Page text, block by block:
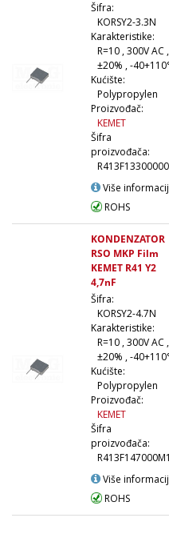
Šifra:
KORSY2-3.3N
Karakteristike:
R=10 , 300V AC ,
±20% , -
Kućište:
Polypropylen
Proizvođač:
KEMET
Šifra
proizvođača:
Više
ROHS
KONDENZATOR
RSO MKP Film
KEMET R41 Y2
4,7nF
Šifra:
KORSY2-4.7N
Karakteristike:
R=10 , 300V AC ,
±20% , -
Kućište:
Polypropylen
Proizvođač:
KEMET
Šifra
proizvođača:
Više
ROHS